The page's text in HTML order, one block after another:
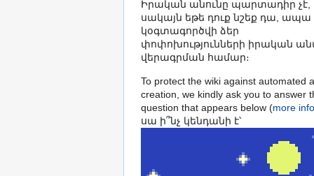
Իրական անունը պարտադիր չէ,
սակայն եթե դուք նշեք դա, ապա
կօգտագործվի ձեր
փոփոխությունների իրական
վերագրման համար։
To protect the wiki against automated
creation, we kindly ask you to answer
question that appears below (more info
սա ի՞նչ կենդանի է՝